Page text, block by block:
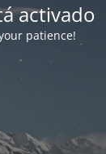
activado
patience!